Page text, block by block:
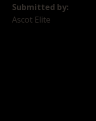
Submitted by:
Ascot Elite